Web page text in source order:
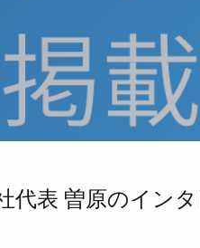
代表 曽原のイン